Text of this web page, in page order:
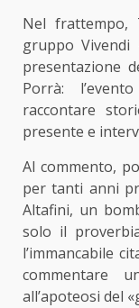
Nel frattempo,
gruppo
presentazione
Porrà:
raccontare
presente e
Al commento,
per tanti anni
Altafini, un
solo il
l’immancabile
commentare
all’apoteosi del